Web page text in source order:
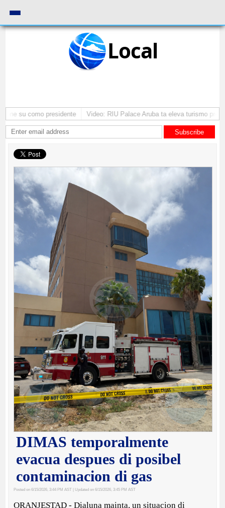
Local
su como presidente Video: RIU Palace Aruba ta eleva turismo
Subscribe
DIMAS temporalmente
evacua despues di posibel
contaminacion di gas
Posted on 6/15/2026, 3:44 PM AST | Updated on 6/15/2026, 3:45 PM AST
ORANJESTAD - Dialuna mainta, un situacion di